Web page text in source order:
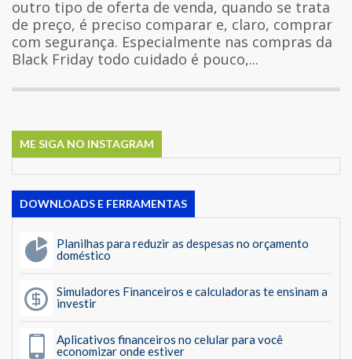
outro tipo de oferta de venda, quando se trata
de preço, é preciso comparar e, claro, comprar
com segurança. Especialmente nas compras da
Black Friday todo cuidado é pouco,...
ME SIGA NO INSTAGRAM
DOWNLOADS E FERRAMENTAS
Planilhas para reduzir as despesas no orçamento
doméstico
Simuladores Financeiros e calculadoras te ensinam a
investir
Aplicativos financeiros no celular para você
economizar onde estiver